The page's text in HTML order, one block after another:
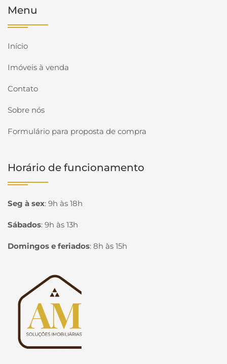
Menu
Início
Imóveis à venda
Contato
Sobre nós
Formulário para proposta de compra
Horário de funcionamento
Seg à sex: 9h às 18h
Sábados: 9h às 13h
Domingos e feriados: 8h às 15h
Página inicial